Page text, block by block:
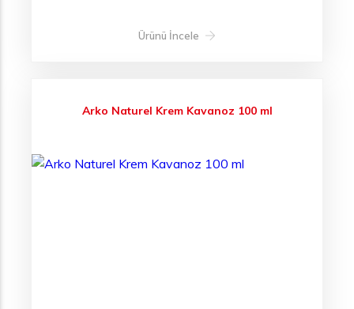
Ürünü İncele
Arko Naturel Krem Kavanoz 100 ml